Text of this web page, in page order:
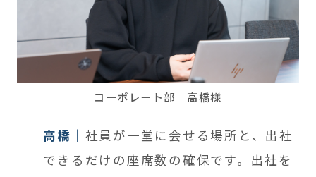
コーポレート部 高橋様
高橋
社員が一堂に会せる場所と、出社
できるだけの座席数の確保です。出社を